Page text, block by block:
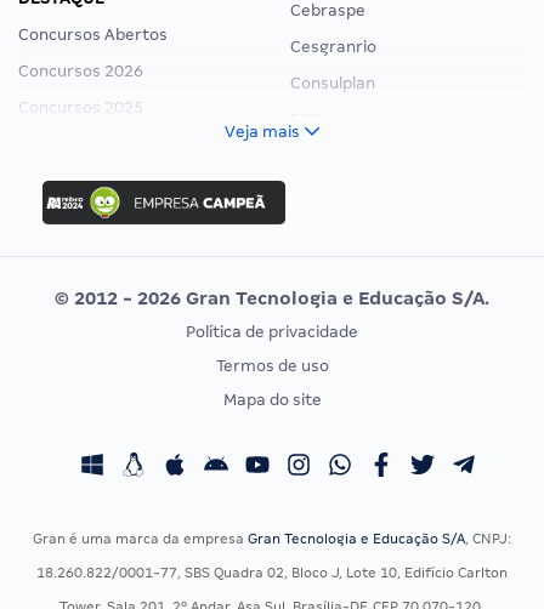
Concursos Abertos
Concursos 2026
Concursos 2025
Concurso Ibama
Concurso MPU
Editais publicados
Cebraspe
Cesgranrio
Consulplan
Vunesp
CONCURSOS POR PROFISSÃO
Concursos Fiscais
EXAME DE ORDEM
Calendário OAB
Veja mais
© 2012 - 2026 Gran Tecnologia e Educação S/A.
Política de privacidade
Termos de uso
Mapa do site
Gran é uma marca da empresa Gran Tecnologia e Educação S/A, CNPJ:
18.260.822/0001-77, SBS Quadra 02, Bloco J, Lote 10, Edifício Carlton